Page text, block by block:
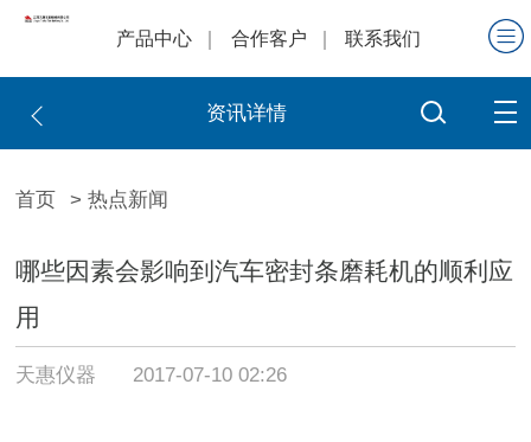
产品中心 合作客户 联系我们
资讯详情
首页 > 热点新闻
哪些因素会影响到汽车密封条磨耗机的顺利应
用
天惠仪器 2017-07-10 02:26